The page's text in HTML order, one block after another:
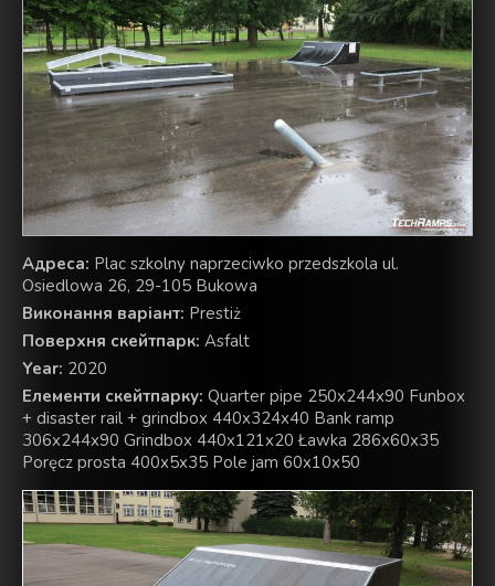
Aдреса: Plac szkolny naprzeciwko przedszkola ul.
Osiedlowa 26, 29-105 Bukowa
Виконання варіант: Prestiż
Поверхня скейтпарк: Asfalt
Year: 2020
Елементи скейтпарку: Quarter pipe 250x244x90 Funbox
+ disaster rail + grindbox 440x324x40 Bank ramp
306x244x90 Grindbox 440x121x20 Ławka 286x60x35
Poręcz prosta 400x5x35 Pole jam 60x10x50